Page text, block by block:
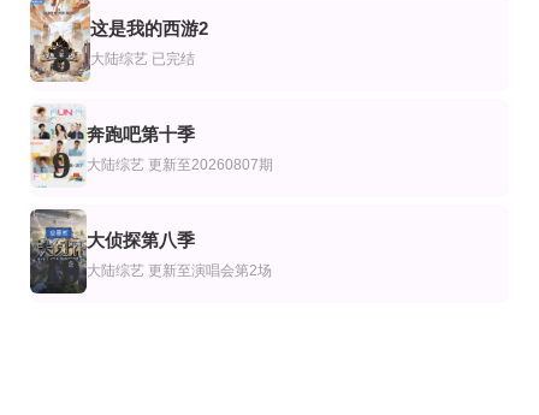
8
这是我的西游2
大陆综艺 已完结
9
奔跑吧第十季
大陆综艺 更新至20260807期
10
大侦探第八季
大陆综艺 更新至演唱会第2场